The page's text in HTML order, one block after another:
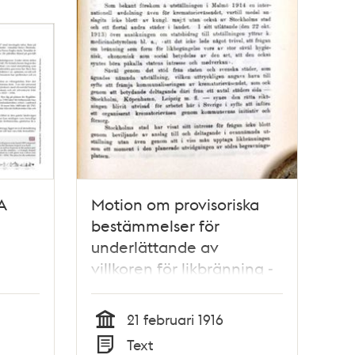
Motion om provisoriska
bestämmelser för
underlättande av
villkoren för likbränning -
Stadsfullmäktige 1916
Tid
21 februari 1916
Text